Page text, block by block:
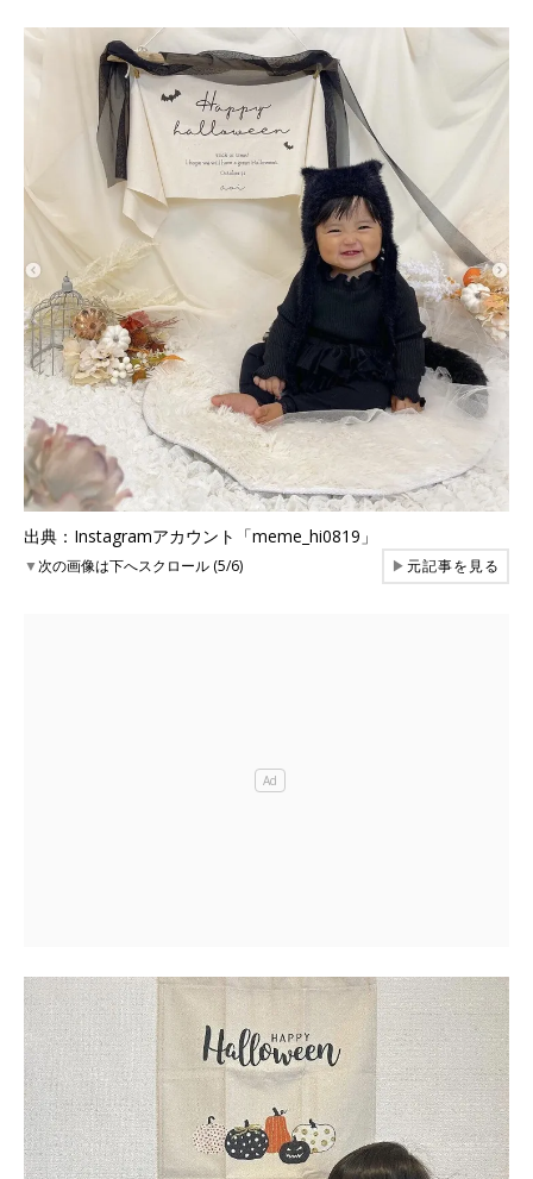
出典：Instagramアカウント「meme_hi0819」
▼次の画像は下へスクロール (5/6) ▶元記事を見る